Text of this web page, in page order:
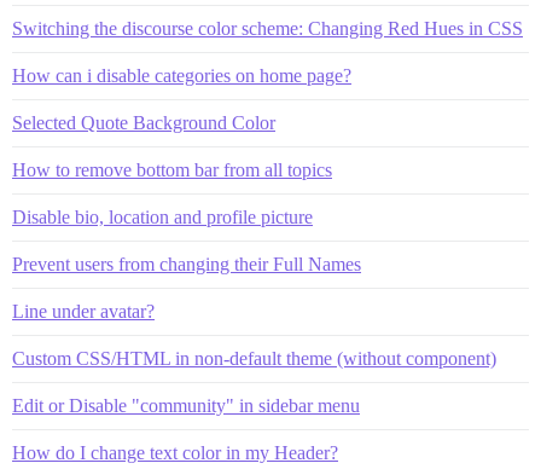
Switching the discourse color scheme: Changing Red Hues in CSS
How can i disable categories on home page?
Selected Quote Background Color
How to remove bottom bar from all topics
Disable bio, location and profile picture
Prevent users from changing their Full Names
Line under avatar?
Custom CSS/HTML in non-default theme (without component)
Edit or Disable "community" in sidebar menu
How do I change text color in my Header?